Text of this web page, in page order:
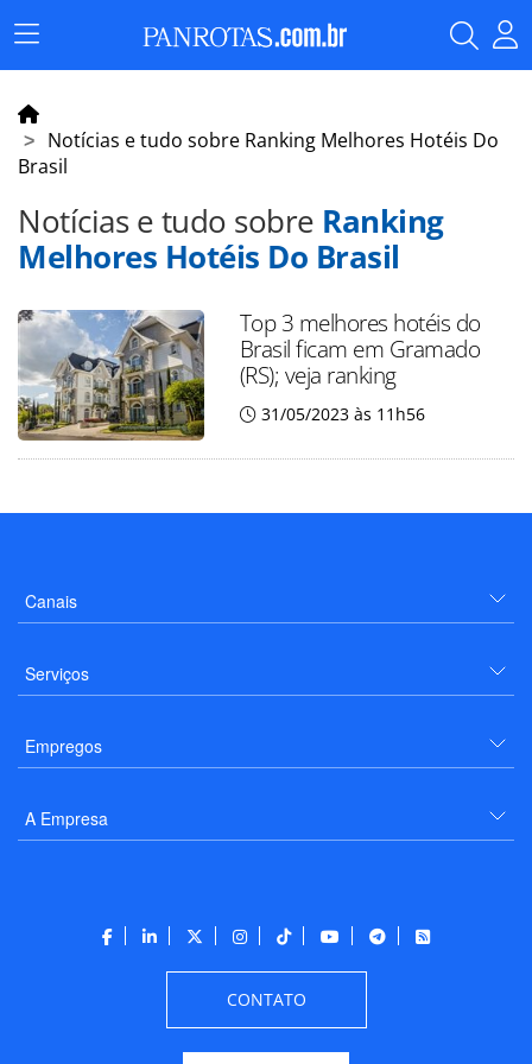
Menu
Principal
Notícias e tudo sobre Ranking Melhores Hotéis Do
Brasil
Notícias e tudo sobre Ranking
Melhores Hotéis Do Brasil
Top 3 melhores hotéis do
Brasil ficam em Gramado
(RS); veja ranking
31/05/2023 às 11h56
Canais
Serviços
Empregos
A Empresa
CONTATO